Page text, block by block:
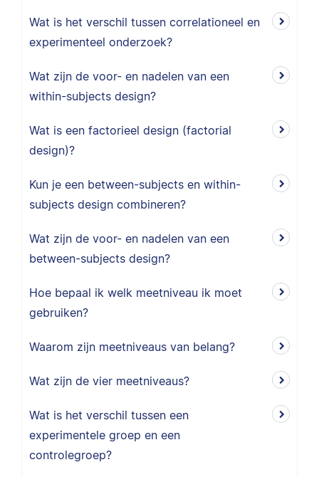
Wat is het verschil tussen correlationeel en
experimenteel onderzoek?
Wat zijn de voor- en nadelen van een
within-subjects design?
Wat is een factorieel design (factorial
design)?
Kun je een between-subjects en within-
subjects design combineren?
Wat zijn de voor- en nadelen van een
between-subjects design?
Hoe bepaal ik welk meetniveau ik moet
gebruiken?
Waarom zijn meetniveaus van belang?
Wat zijn de vier meetniveaus?
Wat is het verschil tussen een
experimentele groep en een
controlegroep?